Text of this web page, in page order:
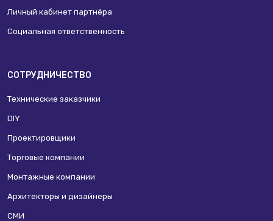
Личный кабинет партнёра
Социальная ответственность
СОТРУДНИЧЕСТВО
Технические заказчики
DIY
Проектировщики
Торговые компании
Монтажные компании
Архитекторы и дизайнеры
СМИ